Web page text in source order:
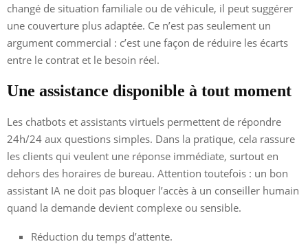
changé de situation familiale ou de véhicule, il peut suggérer
une couverture plus adaptée. Ce n’est pas seulement un
argument commercial : c’est une façon de réduire les écarts
entre le contrat et le besoin réel.
Une assistance disponible à tout moment
Les chatbots et assistants virtuels permettent de répondre
24h/24 aux questions simples. Dans la pratique, cela rassure
les clients qui veulent une réponse immédiate, surtout en
dehors des horaires de bureau. Attention toutefois : un bon
assistant IA ne doit pas bloquer l’accès à un conseiller humain
quand la demande devient complexe ou sensible.
Réduction du temps d’attente.